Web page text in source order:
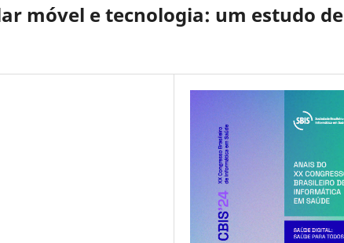
móvel e tecnologia: um estudo de